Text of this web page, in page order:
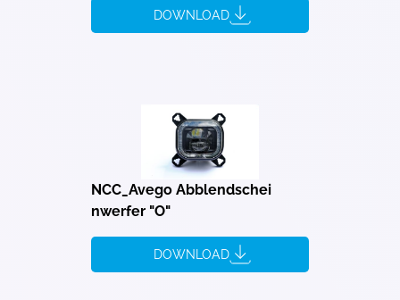
DOWNLOAD
NCC_Avego Abblendschei
nwerfer "O"
DOWNLOAD